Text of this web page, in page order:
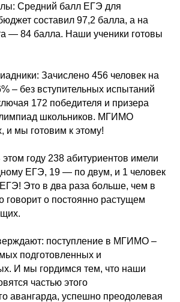
Средний балл ЕГЭ для
составил 97,2 балла, а на
— 84 балла. Наши ученики готовы
Зачислено 456 человек на
– без вступительных испытаний
172 победителя и призера
школьников. МГИМО
и мы готовим к этому!
году 238 абитуриентов имели
ЕГЭ, 19 — по двум, и 1 человек
Это в два раза больше, чем в
говорит о постоянно растущем
поступление в МГИМО –
подготовленных и
И мы гордимся тем, что наши
частью этого
авангарда, успешно преодолевая